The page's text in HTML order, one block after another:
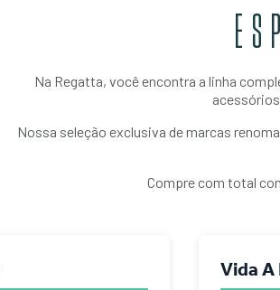
Na Regatta, você encontra a linha
acessórios
Nossa seleção exclusiva de marcas
Compre com total
Vida A